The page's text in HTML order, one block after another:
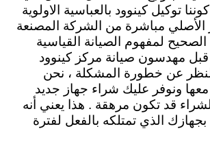
توكيل كينوود بالعباسية الاولوية
الأصلي مباشرة من الشركة المصنعة
لمفهوم الصيانة القياسية
قبل مهدسون صيانة مركز كينوود
عن خطورة المشكلة ، نحن
ونوفر عليك شراء جهاز جديد
قد تكون مرهقة . هذا يعني أنه
الذي تمتلكه بالفعل لفترة